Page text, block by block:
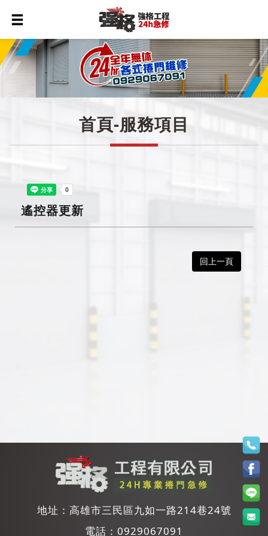
首頁-服務項目
遙控器更新
回上一頁
地址： 高雄市三民區九如一路214巷24號
電話： 0929067091